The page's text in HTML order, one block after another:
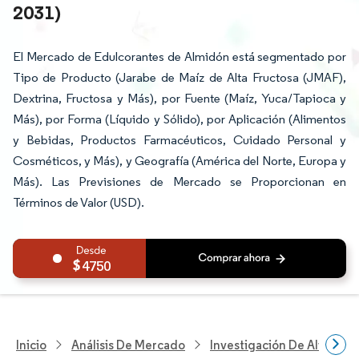
2031)
El Mercado de Edulcorantes de Almidón está segmentado por
Tipo de Producto (Jarabe de Maíz de Alta Fructosa (JMAF),
Dextrina, Fructosa y Más), por Fuente (Maíz, Yuca/Tapioca y
Más), por Forma (Líquido y Sólido), por Aplicación (Alimentos
y Bebidas, Productos Farmacéuticos, Cuidado Personal y
Cosméticos, y Más), y Geografía (América del Norte, Europa y
Más). Las Previsiones de Mercado se Proporcionan en
Términos de Valor (USD).
4750
Inicio Análisis De Mercado Investigación De